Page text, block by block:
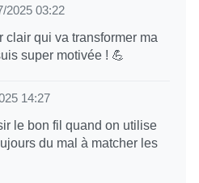
2025 03:22
clair qui va transformer ma
super motivée ! 💪
14:27
le bon fil quand on utilise
du mal à matcher les